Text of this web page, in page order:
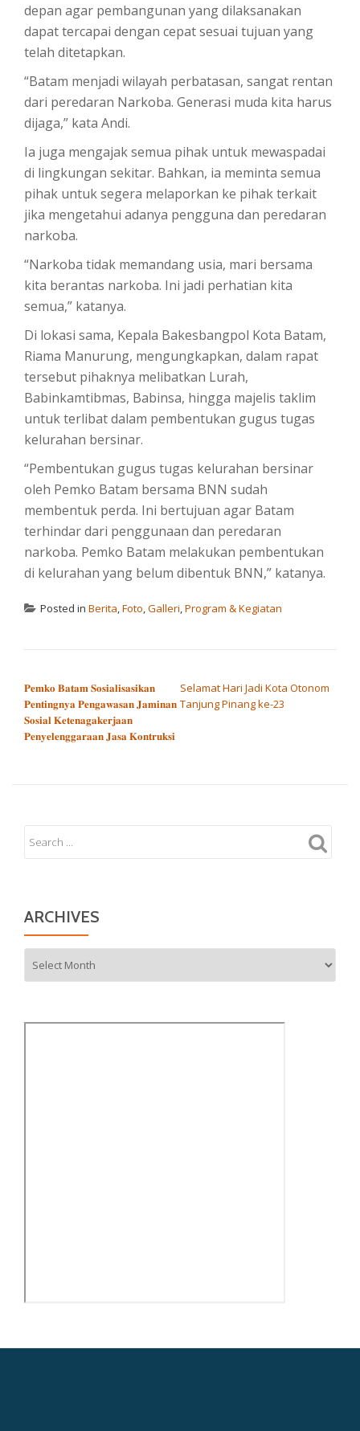
depan agar pembangunan yang dilaksanakan
dapat tercapai dengan cepat sesuai tujuan yang
telah ditetapkan.
“Batam menjadi wilayah perbatasan, sangat rentan
dari peredaran Narkoba. Generasi muda kita harus
dijaga,” kata Andi.
Ia juga mengajak semua pihak untuk mewaspadai
di lingkungan sekitar. Bahkan, ia meminta semua
pihak untuk segera melaporkan ke pihak terkait
jika mengetahui adanya pengguna dan peredaran
narkoba.
“Narkoba tidak memandang usia, mari bersama
kita berantas narkoba. Ini jadi perhatian kita
semua,” katanya.
Di lokasi sama, Kepala Bakesbangpol Kota Batam,
Riama Manurung, mengungkapkan, dalam rapat
tersebut pihaknya melibatkan Lurah,
Babinkamtibmas, Babinsa, hingga majelis taklim
untuk terlibat dalam pembentukan gugus tugas
kelurahan bersinar.
“Pembentukan gugus tugas kelurahan bersinar
oleh Pemko Batam bersama BNN sudah
membentuk perda. Ini bertujuan agar Batam
terhindar dari penggunaan dan peredaran
narkoba. Pemko Batam melakukan pembentukan
di kelurahan yang belum dibentuk BNN,” katanya.
Posted in Berita,Foto,Galleri,Program & Kegiatan
𝐏𝐞𝐦𝐤𝐨 𝐁𝐚𝐭𝐚𝐦 𝐒𝐨𝐬𝐢𝐚𝐥𝐢𝐬𝐚𝐬𝐢𝐤𝐚𝐧
𝐏𝐞𝐧𝐭𝐢𝐧𝐠𝐧𝐲𝐚 𝐏𝐞𝐧𝐠𝐚𝐰𝐚𝐬𝐚𝐧 𝐉𝐚𝐦𝐢𝐧𝐚𝐧
𝐒𝐨𝐬𝐢𝐚𝐥 𝐊𝐞𝐭𝐞𝐧𝐚𝐠𝐚𝐤𝐞𝐫𝐣𝐚𝐚𝐧
𝐏𝐞𝐧𝐲𝐞𝐥𝐞𝐧𝐠𝐠𝐚𝐫𝐚𝐚𝐧 𝐉𝐚𝐬𝐚 𝐊𝐨𝐧𝐭𝐫𝐮𝐤𝐬𝐢
Selamat Hari Jadi Kota Otonom
Tanjung Pinang ke-23
ARCHIVES